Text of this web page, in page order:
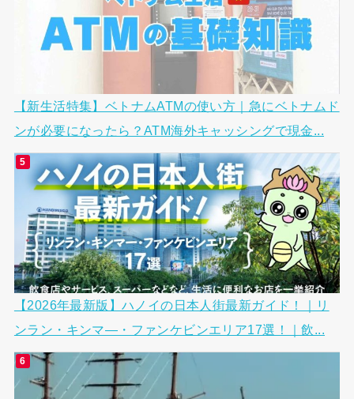
【新生活特集】ベトナムATMの使い方｜急にベトナムド
ンが必要になったら？ATM海外キャッシングで現金...
【2026年最新版】ハノイの日本人街最新ガイド！｜リ
ンラン・キンマ―・ファンケビンエリア17選！｜飲...